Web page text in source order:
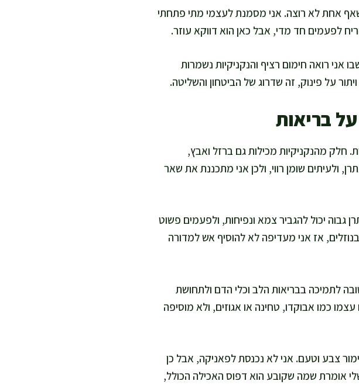
אחת לא רוצה. אני מסמנת לעצמי מתי פתחתי
לפעמים חד מדי, אבל כאן הוא דווקא עוזר.
אני רואה חימום רציף והנקניקיות נשמרות
על פינוק, זה שדרוג של הביטחון והשליטה.
בריאות
חלק מהנקניקיות מכילות גם ברזל ואבץ,
ולעיתים שומן רווי, ולכן אני מתכננת את שאר
יכול להגביר צמא ונפיחות, ולפעמים פשוט
אז אני מעדיפה לא להוסיף אש למדורה
לתמיכה בבריאות הלב וכלי הדם ולתחושת
כמו אבוקדו, טחינה או אגוזים, ולא מוסיפה
צבע וטעם. אני לא נכנסת לפאניקה, אבל כן
אומרת שמה שקובע הוא דפוס האכילה הכולל,